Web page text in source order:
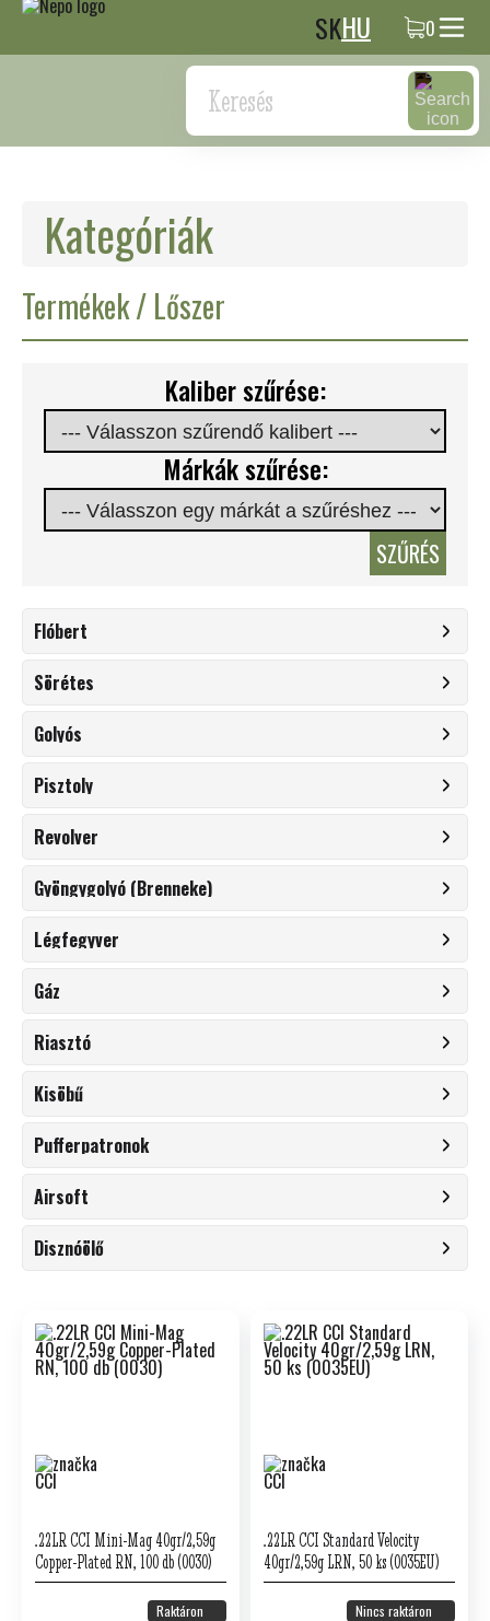
SKHU 0
Keresés
Kategóriák
Termékek / Lőszer
Kaliber szűrése:
Márkák szűrése:
SZŰRÉS
Flóbert
Sörétes
Golyós
Pisztoly
Revolver
Gyöngygolyó (Brenneke)
Légfegyver
Gáz
Riasztó
Kisöbű
Pufferpatronok
Airsoft
Disznóölő
.22LR CCI Mini-Mag 40gr/2,59g
Copper-Plated RN, 100 db (0030)
Raktáron
.22LR CCI Standard Velocity
40gr/2,59g LRN, 50 ks (0035EU)
Nincs raktáron